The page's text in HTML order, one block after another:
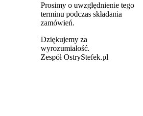
Prosimy o uwzględnienie tego
terminu podczas składania
zamówień.
Dziękujemy za
wyrozumiałość.
Zespół OstryStefek.pl